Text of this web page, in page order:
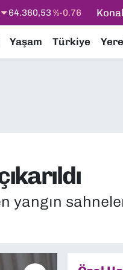
47,7069%0.17
55,0265%0.01
64,1897%0.02
Yaşam Türkiye